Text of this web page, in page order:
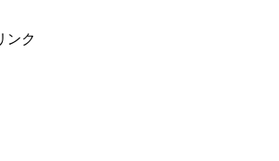
ンク